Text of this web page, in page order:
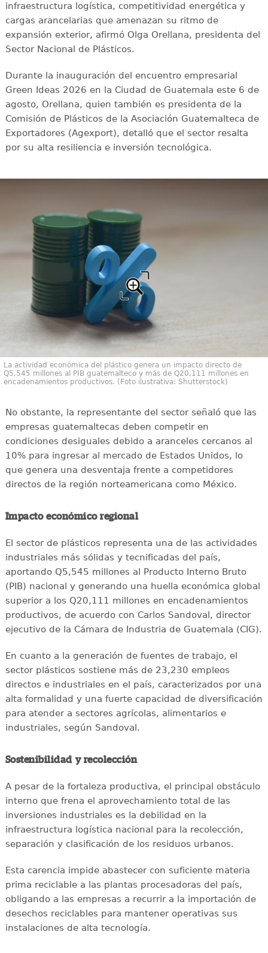
infraestructura logística, competitividad energética y
cargas arancelarias que amenazan su ritmo de
expansión exterior, afirmó Olga Orellana, presidenta del
Sector Nacional de Plásticos.
Durante la inauguración del encuentro empresarial
Green Ideas 2026 en la Ciudad de Guatemala este 6 de
agosto, Orellana, quien también es presidenta de la
Comisión de Plásticos de la Asociación Guatemalteca de
Exportadores (Agexport), detalló que el sector resalta
por su alta resiliencia e inversión tecnológica.
La actividad económica del plástico genera un impacto directo de
Q5,545 millones al PIB guatemalteco y más de Q20,111 millones en
encadenamientos productivos. (Foto ilustrativa: Shutterstock)
No obstante, la representante del sector señaló que las
empresas guatemaltecas deben competir en
condiciones desiguales debido a aranceles cercanos al
10% para ingresar al mercado de Estados Unidos, lo
que genera una desventaja frente a competidores
directos de la región norteamericana como México.
Impacto económico regional
El sector de plásticos representa una de las actividades
industriales más sólidas y tecnificadas del país,
aportando Q5,545 millones al Producto Interno Bruto
(PIB) nacional y generando una huella económica global
superior a los Q20,111 millones en encadenamientos
productivos, de acuerdo con Carlos Sandoval, director
ejecutivo de la Cámara de Industria de Guatemala (CIG).
En cuanto a la generación de fuentes de trabajo, el
sector plásticos sostiene más de 23,230 empleos
directos e industriales en el país, caracterizados por una
alta formalidad y una fuerte capacidad de diversificación
para atender a sectores agrícolas, alimentarios e
industriales, según Sandoval.
Sostenibilidad y recolección
A pesar de la fortaleza productiva, el principal obstáculo
interno que frena el aprovechamiento total de las
inversiones industriales es la debilidad en la
infraestructura logística nacional para la recolección,
separación y clasificación de los residuos urbanos.
Esta carencia impide abastecer con suficiente materia
prima reciclable a las plantas procesadoras del país,
obligando a las empresas a recurrir a la importación de
desechos reciclables para mantener operativas sus
instalaciones de alta tecnología.